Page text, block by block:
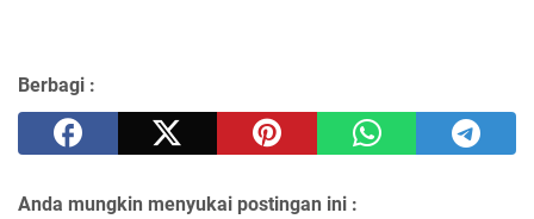
Berbagi :
Anda mungkin menyukai postingan ini :